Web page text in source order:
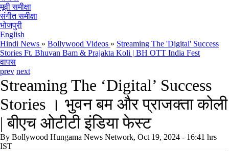
मूवी समीक्षा
संगीत समीक्षा
भोजपुरी
English
Hindi News » Bollywood Videos » Streaming The 'Digital' Success
Stories Ft. Bhuvan Bam & Prajakta Koli | BH OTT India Fest
वापस
prev next
Streaming The ‘Digital’ Success
Stories । भुवन बम और प्राजक्ता कोली
| बीएच ओटीटी इंडिया फेस्ट
By Bollywood Hungama News Network, Oct 19, 2024 - 16:41 hrs
IST